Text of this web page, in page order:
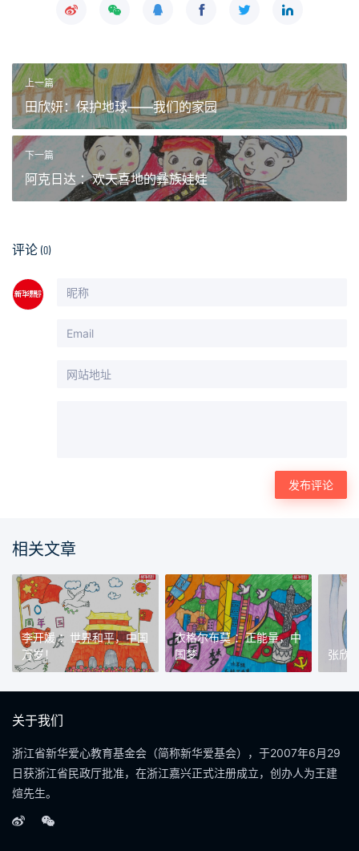
上一篇
田欣妍：保护地球——我们的家园
下一篇
阿克日达 ：欢天喜地的彝族娃娃
评论 (0)
相关文章
李开媛 ：世界和平，中国
万岁！
衣格尔布莫 ：正能量，中
国梦
张欣
关于我们
浙江省新华爱心教育基金会（简称新华爱基会），于2007年6月29
日获浙江省民政厅批准，在浙江嘉兴正式注册成立，创办人为王建
煊先生。